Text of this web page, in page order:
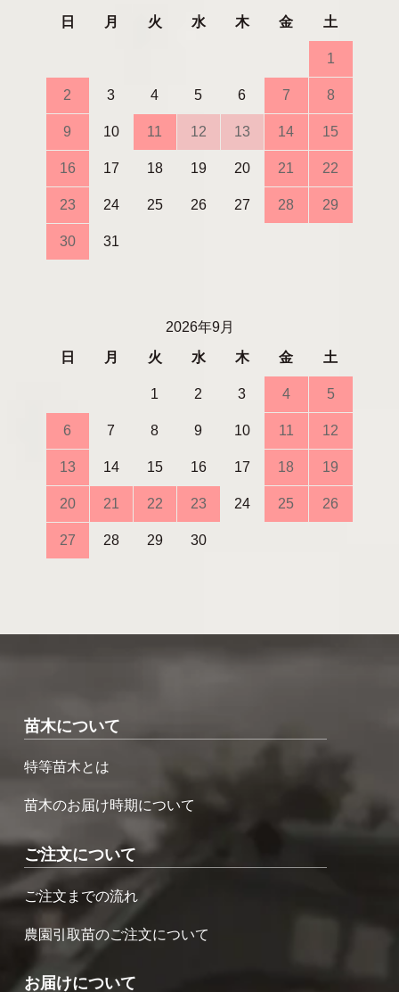
日
月 火 水 木 金 土
1
2 3 4 5 6 7 8
9 10 11 12 13 14 15
16 17 18 19 20 21 22
23 24 25 26 27 28 29
30 31
2026年9月
日
月 火 水 木 金 土
1 2 3 4 5
6 7 8 9 10 11 12
13 14 15 16 17 18 19
20 21 22 23 24 25 26
27 28 29 30
苗木について
特等苗木とは
苗木のお届け時期について
ご注文について
ご注文までの流れ
農園引取苗のご注文について
お届けについて